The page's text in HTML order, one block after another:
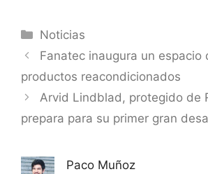
Categorías
Noticias
Fanatec inaugura un espacio
productos reacondicionados
Arvid Lindblad, protegido de
prepara para su primer gran
Paco Muñoz